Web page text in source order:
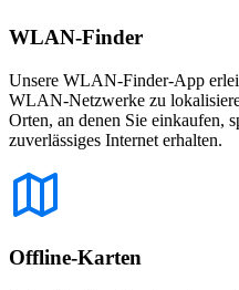
WLAN-Finder
Unsere WLAN-Finder-App
WLAN-Netzwerke zu
Orten, an denen Sie einkaufen,
zuverlässiges Internet erhalten.
Offline-Karten